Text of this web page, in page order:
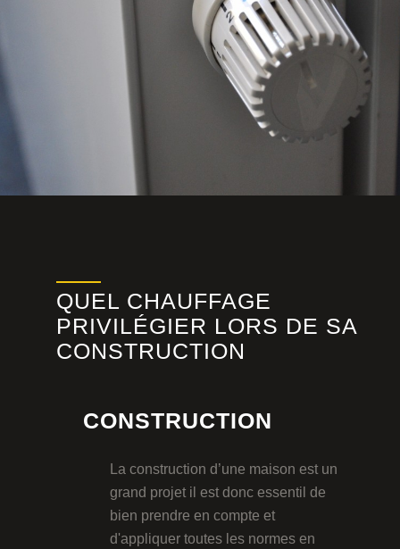
QUEL CHAUFFAGE
PRIVILÉGIER LORS DE SA
CONSTRUCTION
CONSTRUCTION
La construction d’une maison est un
grand projet il est donc essentil de
bien prendre en compte et
d'appliquer toutes les normes en